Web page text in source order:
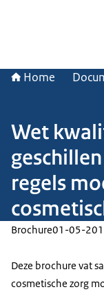
Home
Wet
regels
Brochure01-05-
Deze brochure vat
cosmetische zorg